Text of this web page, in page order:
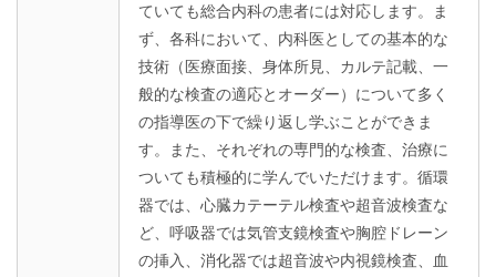
ていても総合内科の患者には対応します。ま
ず、各科において、内科医としての基本的な
技術（医療面接、身体所見、カルテ記載、一
般的な検査の適応とオーダー）について多く
の指導医の下で繰り返し学ぶことができま
す。また、それぞれの専門的な検査、治療に
ついても積極的に学んでいただけます。循環
器では、心臓カテーテル検査や超音波検査な
ど、呼吸器では気管支鏡検査や胸腔ドレーン
の挿入、消化器では超音波や内視鏡検査、血